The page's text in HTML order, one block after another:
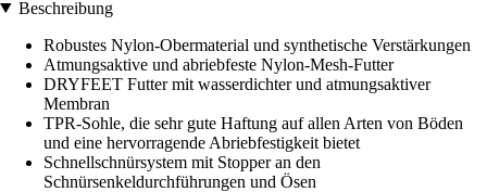
Beschreibung
Robustes Nylon-Obermaterial und synthetische Verstärkungen
Atmungsaktive und abriebfeste Nylon-Mesh-Futter
DRYFEET Futter mit wasserdichter und atmungsaktiver
Membran
TPR-Sohle, die sehr gute Haftung auf allen Arten von Böden
und eine hervorragende Abriebfestigkeit bietet
Schnellschnürsystem mit Stopper an den
Schnürsenkeldurchführungen und Ösen